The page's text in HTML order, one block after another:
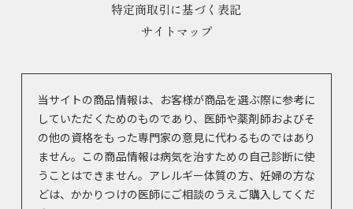
特定商取引に基づく表記
サイトマップ
当サイトの商品情報は、お客様が商品を選ぶ際に参考に
していただくためのものであり、医師や薬剤師およびそ
の他の資格をもった専門家の意見に代わるものではあり
ません。この商品情報は病気を治すための自己診断に使
うことはできません。アレルギー体質の方、妊婦の方な
どは、かかりつけの医師にご相談のうえご購入してくだ